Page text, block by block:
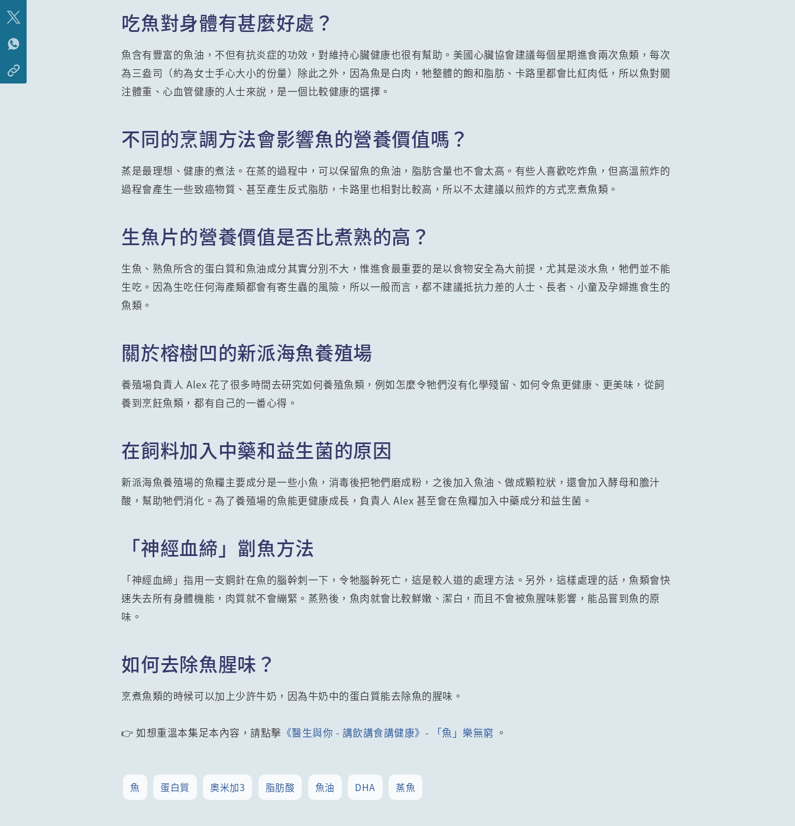
吃魚對身體有甚麼好處？
魚含有豐富的魚油，不但有抗炎症的功效，對維持心臟健康也很有幫助。美國心臟協會建議每個星期進食兩次魚類，每次
為三盎司（約為女士手心大小的份量）除此之外，因為魚是白肉，牠整體的飽和脂肪、卡路里都會比紅肉低，所以魚對關
注體重、心血管健康的人士來說，是一個比較健康的選擇。
不同的烹調方法會影響魚的營養價值嗎？
蒸是最理想、健康的煮法。在蒸的過程中，可以保留魚的魚油，脂肪含量也不會太高。有些人喜歡吃炸魚，但高溫煎炸的
過程會產生一些致癌物質、甚至產生反式脂肪，卡路里也相對比較高，所以不太建議以煎炸的方式烹煮魚類。
生魚片的營養價值是否比煮熟的高？
生魚、熟魚所含的蛋白質和魚油成分其實分別不大，惟進食最重要的是以食物安全為大前提，尤其是淡水魚，牠們並不能
生吃。因為生吃任何海產類都會有寄生蟲的風險，所以一般而言，都不建議抵抗力差的人士、長者、小童及孕婦進食生的
魚類。
關於榕樹凹的新派海魚養殖場
養殖場負責人 Alex 花了很多時間去研究如何養殖魚類，例如怎麼令牠們沒有化學殘留、如何令魚更健康、更美味，從飼
養到烹飪魚類，都有自己的一番心得。
在飼料加入中藥和益生菌的原因
新派海魚養殖場的魚糧主要成分是一些小魚，消毒後把牠們磨成粉，之後加入魚油、做成顆粒狀，還會加入酵母和膽汁
酸，幫助牠們消化。為了養殖場的魚能更健康成長，負責人 Alex 甚至會在魚糧加入中藥成分和益生菌。
「神經血締」劏魚方法
「神經血締」指用一支鋼針在魚的腦幹刺一下，令牠腦幹死亡，這是較人道的處理方法。另外，這樣處理的話，魚類會快
速失去所有身體機能，肉質就不會繃緊。蒸熟後，魚肉就會比較鮮嫩、潔白，而且不會被魚腥味影響，能品嘗到魚的原
味。
如何去除魚腥味？
烹煮魚類的時候可以加上少許牛奶，因為牛奶中的蛋白質能去除魚的腥味。
👉 如想重溫本集足本內容，請點擊 《醫生與你 - 講飲講食講健康》- 「魚」樂無窮 。
魚 蛋白質 奧米加3 脂肪酸 魚油 DHA 蒸魚